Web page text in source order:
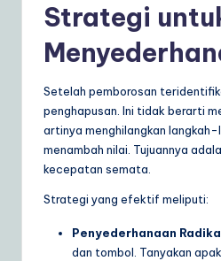
Strategi
Setelah pemborosan
penghapusan. Ini tidak berarti
artinya menghilangkan
menambah nilai. Tujuannya
kecepatan semata.
Strategi yang efektif meliputi:
Penyederhanaan
dan tombol. Tanyakan